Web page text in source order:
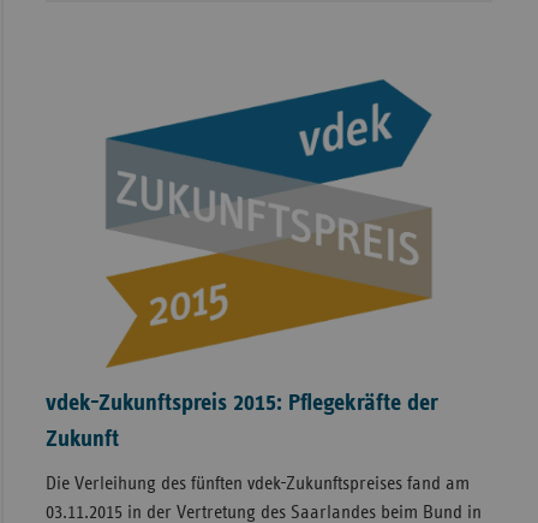
vdek-Zukunftspreis 2015: Pflegekräfte der
Zukunft
Die Verleihung des fünften vdek-Zukunftspreises fand am
03.11.2015 in der Vertretung des Saarlandes beim Bund in